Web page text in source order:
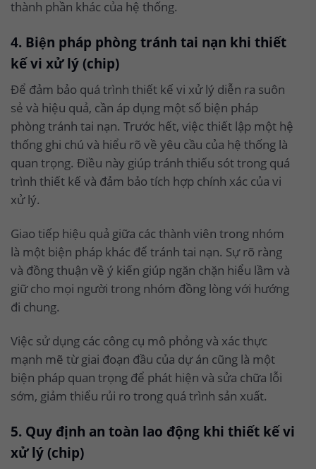
thành phần khác của hệ thống.
4. Biện pháp phòng tránh tai nạn khi thiết
kế vi xử lý (chip)
Để đảm bảo quá trình thiết kế vi xử lý diễn ra suôn
sẻ và hiệu quả, cần áp dụng một số biện pháp
phòng tránh tai nạn. Trước hết, việc thiết lập một hệ
thống ghi chú và hiểu rõ về yêu cầu của hệ thống là
quan trọng. Điều này giúp tránh thiếu sót trong quá
trình thiết kế và đảm bảo tích hợp chính xác của vi
xử lý.
Giao tiếp hiệu quả giữa các thành viên trong nhóm
là một biện pháp khác để tránh tai nạn. Sự rõ ràng
và đồng thuận về ý kiến giúp ngăn chặn hiểu lầm và
giữ cho mọi người trong nhóm đồng lòng với hướng
đi chung.
Việc sử dụng các công cụ mô phỏng và xác thực
mạnh mẽ từ giai đoạn đầu của dự án cũng là một
biện pháp quan trọng để phát hiện và sửa chữa lỗi
sớm, giảm thiểu rủi ro trong quá trình sản xuất.
5. Quy định an toàn lao động khi thiết kế vi
xử lý (chip)